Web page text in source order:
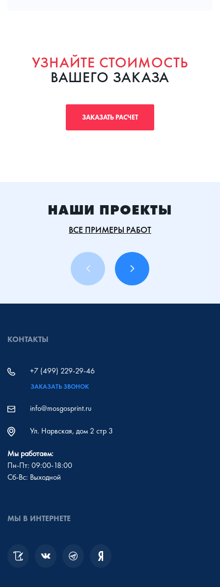
УЗНАЙТЕ СТОИМОСТЬ
ВАШЕГО ЗАКАЗА
ЗАКАЗАТЬ РАСЧЕТ
НАШИ ПРОЕКТЫ
ВСЕ ПРИМЕРЫ РАБОТ
КОНТАКТЫ
+7 (499) 229-29-46
ЗАКАЗАТЬ ЗВОНОК
info@mosgosprint.ru
Ул. Нарвская, дом 2 стр 3
Мы работаем:
Пн-Пт: 09:00-18:00
Сб-Вс: Выходной
МЫ В ИНТЕРНЕТЕ